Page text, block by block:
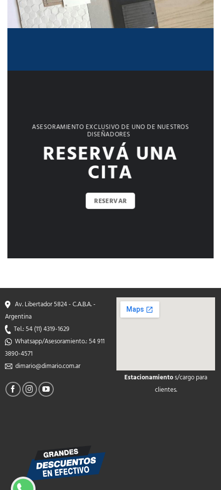
ASESORAMIENTO EXCLUSIVO DE UNO DE NUESTROS
DISEÑADORES
RESERVÁ UNA
CITA
RESERVAR
Av. Libertador 5824 - C.A.B.A. -
Argentina
Tel.: 54 (11) 4319-1629
Whatsapp/Asesoramiento.: 54 911
3890-4571
dimario@dimario.com.ar
soap2day
google maps on your
Estacionamientos/cargo para
clientes.